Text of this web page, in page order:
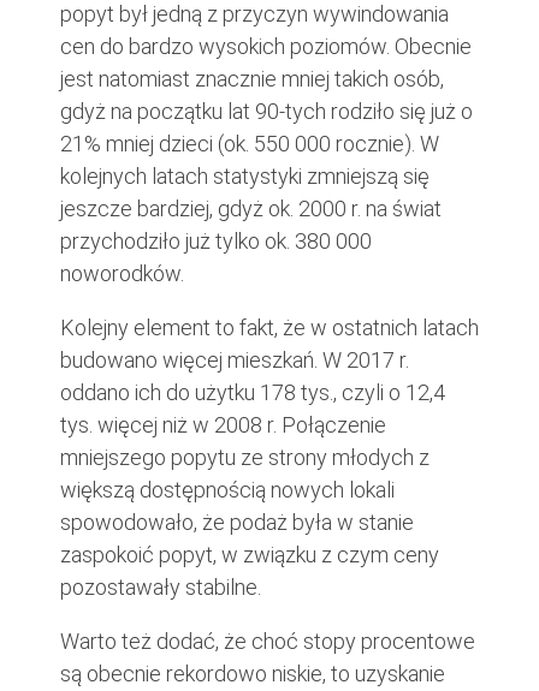
popyt był jedną z przyczyn wywindowania
cen do bardzo wysokich poziomów. Obecnie
jest natomiast znacznie mniej takich osób,
gdyż na początku lat 90-tych rodziło się już o
21% mniej dzieci (ok. 550 000 rocznie). W
kolejnych latach statystyki zmniejszą się
jeszcze bardziej, gdyż ok. 2000 r. na świat
przychodziło już tylko ok. 380 000
noworodków.
Kolejny element to fakt, że w ostatnich latach
budowano więcej mieszkań. W 2017 r.
oddano ich do użytku 178 tys., czyli o 12,4
tys. więcej niż w 2008 r. Połączenie
mniejszego popytu ze strony młodych z
większą dostępnością nowych lokali
spowodowało, że podaż była w stanie
zaspokoić popyt, w związku z czym ceny
pozostawały stabilne.
Warto też dodać, że choć stopy procentowe
są obecnie rekordowo niskie, to uzyskanie